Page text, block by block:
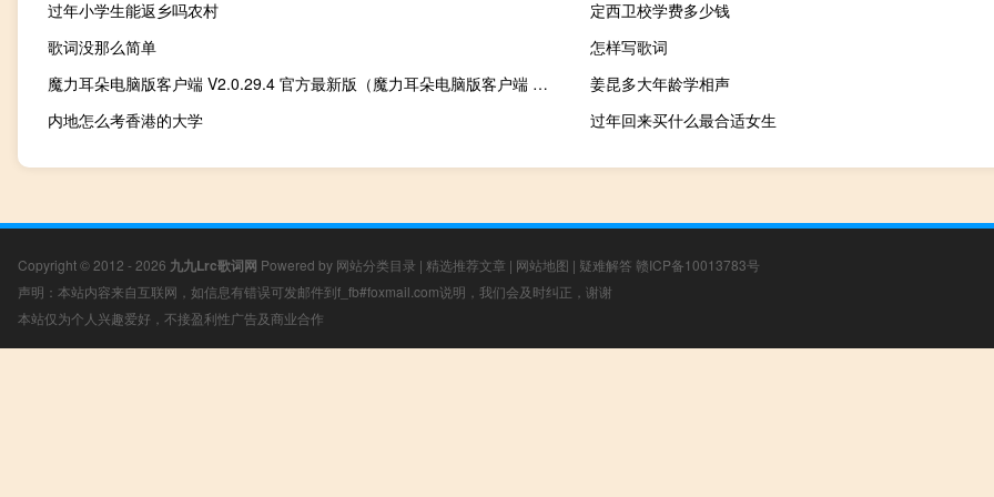
过年小学生能返乡吗农村
定西卫校学费多少钱
歌词没那么简单
怎样写歌词
魔力耳朵电脑版客户端 V2.0.29.4 官方最新版（魔力耳朵电脑版客户端 V2.0.29.4 官方最新版功能简介）
姜昆多大年龄学相声
内地怎么考香港的大学
过年回来买什么最合适女生
Copyright © 2012 - 2026 九九Lrc歌词网 Powered by 网站分类目录 | 精选推荐文章 | 网站地图 | 疑难解答 赣ICP备10013783号
声明：本站内容来自互联网，如信息有错误可发邮件到f_fb#foxmail.com说明，我们会及时纠正，谢谢
本站仅为个人兴趣爱好，不接盈利性广告及商业合作